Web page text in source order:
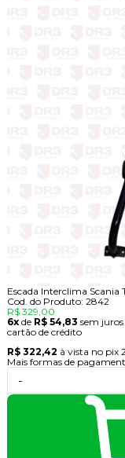
Escada Interclima Scania
Cod. do Produto: 2842
R$ 329,00
6xde R$ 54,83 sem
cartão de crédito
R$ 322,42 à vista no pix
Mais formas de
-